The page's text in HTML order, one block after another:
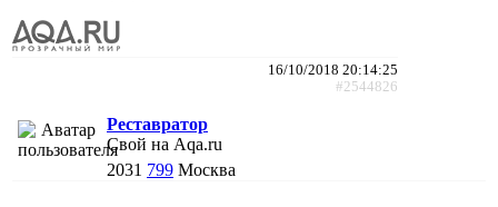
16/10/2018 20:14:25
#2544826
Реставратор
Свой на Aqa.ru
2031 799 Москва